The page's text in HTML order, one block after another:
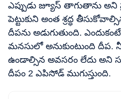
ఎప్పుడు జ్యూస్ తాగుతాను అని
పెట్టుకుని అంత శ్రద్ధ
దీపను అడుగుతుంది.
మనసులో అనుకుంటుంది దీప.
ఉండాల్సిన అవసరం లేదు అని
దీపం 2 ఎపిసోడ్ ముగుస్తుంది.